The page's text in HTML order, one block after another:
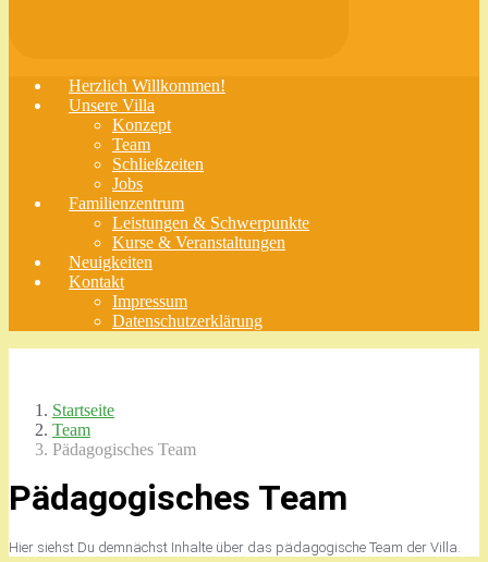
Herzlich Willkommen!
Unsere Villa
Konzept
Team
Schließzeiten
Jobs
Familienzentrum
Leistungen & Schwerpunkte
Kurse & Veranstaltungen
Neuigkeiten
Kontakt
Impressum
Datenschutzerklärung
Startseite
Team
Pädagogisches Team
Pädagogisches Team
Hier siehst Du demnächst Inhalte über das pädagogische Team der Villa.